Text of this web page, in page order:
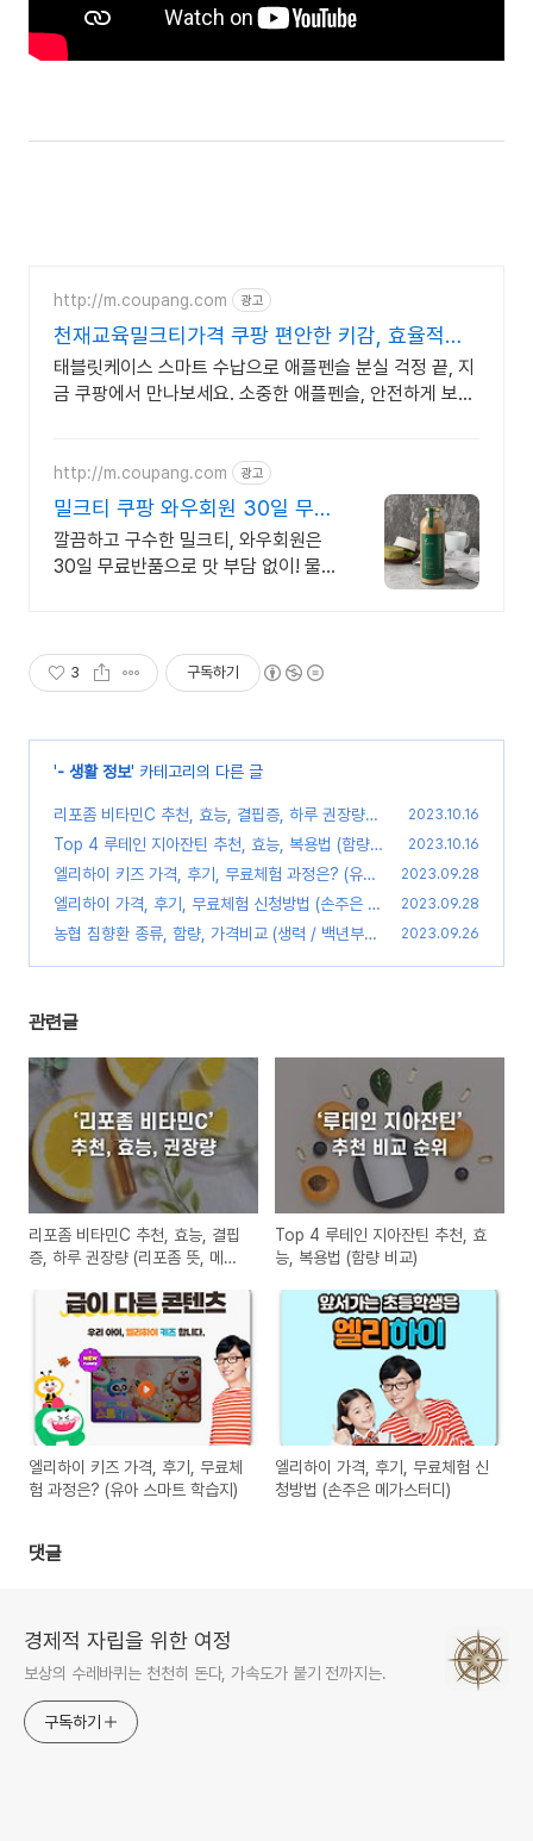
http://m.coupang.com 광고
천재교육밀크티가격 쿠팡 편안한 키감, 효율적인
작업
태블릿케이스 스마트 수납으로 애플펜슬 분실 걱정 끝, 지
금 쿠팡에서 만나보세요. 소중한 애플펜슬, 안전하게 보관
http://m.coupang.com 광고
밀크티 쿠팡 와우회원 30일 무료
반품
깔끔하고 구수한 밀크티, 와우회원은
30일 무료반품으로 맛 부담 없이! 물
3 구독하기
'- 생활 정보' 카테고리의 다른 글
리포좀 비타민C 추천, 효능, 결핍증, 하루 권장량
(리포좀 뜻, 메가도스 차이점)
(0)
2023.10.16
Top 4 루테인 지아잔틴 추천, 효능, 복용법 (함량
비교)
(0)
2023.10.16
엘리하이 키즈 가격, 후기, 무료체험 과정은? (유아
스마트 학습지)
(0)
2023.09.28
엘리하이 가격, 후기, 무료체험 신청방법 (손주은 메
가스터디)
(0)
2023.09.28
농협 침향환 종류, 함량, 가격비교 (생력 / 백년부부
2023.09.26
관련글
리포좀 비타민C 추천, 효능, 결핍
증, 하루 권장량 (리포좀 뜻, 메가
Top 4 루테인 지아잔틴 추천, 효
능, 복용법 (함량 비교)
엘리하이 키즈 가격, 후기, 무료체
험 과정은? (유아 스마트 학습지)
엘리하이 가격, 후기, 무료체험 신
청방법 (손주은 메가스터디)
댓글
경제적 자립을 위한 여정
보상의 수레바퀴는 천천히 돈다, 가속도가 붙기 전까지는.
구독하기